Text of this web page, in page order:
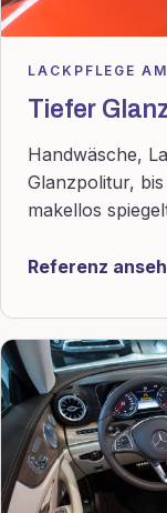
LACKPFLEGE
Tiefer
Handwäsche,
Glanzpolitur,
makellos
Referenz